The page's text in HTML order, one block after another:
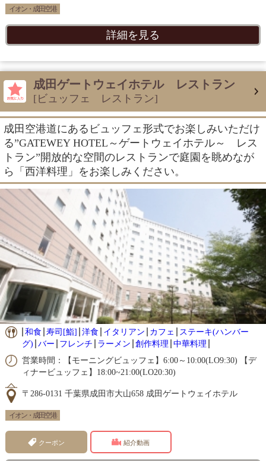
イオン・成田空港
詳細を見る
成田ゲートウェイホテル レストラン
[ビュッフェ レストラン]
成田空港道にあるビュッフェ形式でお楽しみいただけ
る”GATEWEY HOTEL～ゲートウェイホテル～ レス
トラン”開放的な空間のレストランで庭園を眺めなが
ら「西洋料理」をお楽しみください。
和食 寿司[鮨] 洋食 イタリアン カフェ
ステーキ(ハンバー
グ) バー フレンチ ラーメン 創作料理 中華料理
営業時間：【モーニングビュッフェ】6:00～10:00(LO9:30) 【デ
ィナービュッフェ】18:00~21:00(LO20:30)
〒286-0131 千葉県成田市大山658 成田ゲートウェイホテル
イオン・成田空港
クーポン 紹介動画